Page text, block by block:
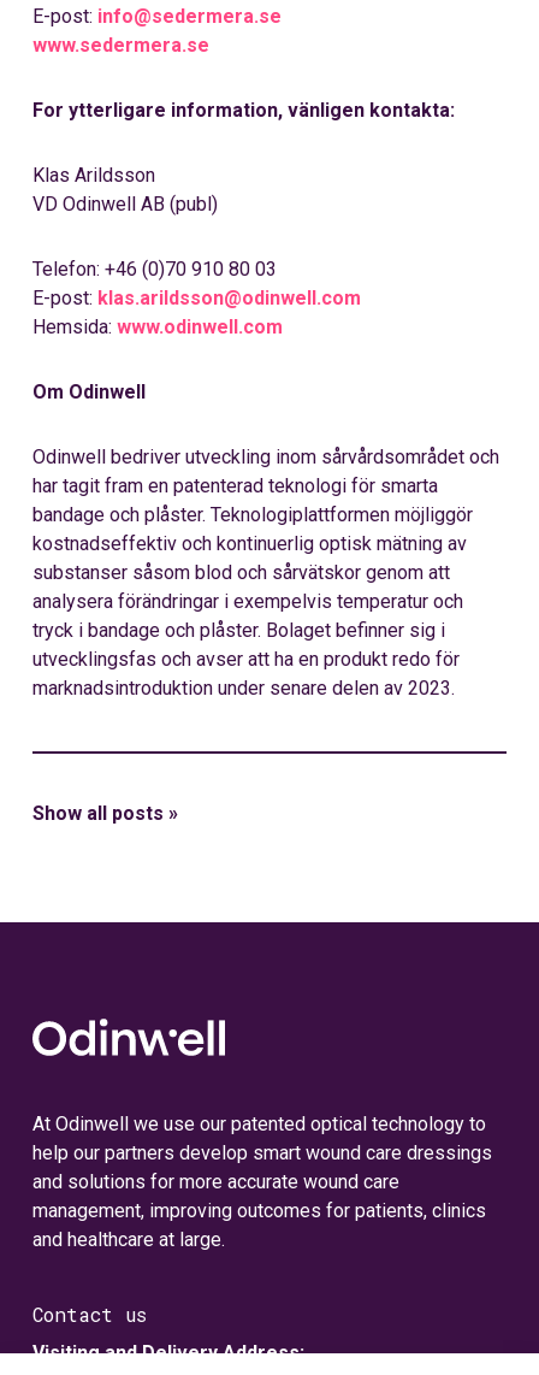
E-post: info@sedermera.se
www.sedermera.se
For ytterligare information, vänligen kontakta:
Klas Arildsson
VD OdinwellAB (publ)
Telefon: +46 (0)70 910 80 03
E-post: klas.arildsson@odinwell.com
Hemsida: www.odinwell.com
Om Odinwell
Odinwell bedriver utveckling inom sårvårdsområdet och
har tagit fram en patenterad teknologi för smarta
bandage och plåster. Teknologiplattformen möjliggör
kostnadseffektiv och kontinuerlig optisk mätning av
substanser såsom blod och sårvätskor genom att
analysera förändringar i exempelvis temperatur och
tryck i bandage och plåster. Bolaget befinner sig i
utvecklingsfas och avser att ha en produkt redo för
marknadsintroduktion under senare delen av 2023.
Show all posts »
At Odinwell we use our patented optical technology to
help our partners develop smart wound care dressings
and solutions for more accurate wound care
management, improving outcomes for patients, clinics
and healthcare at large.
Contact us
Visiting and Delivery Address: